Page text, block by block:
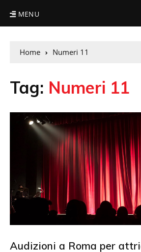
MENU
Home Numeri 11
Tag: Numeri 11
Audizioni a Roma per